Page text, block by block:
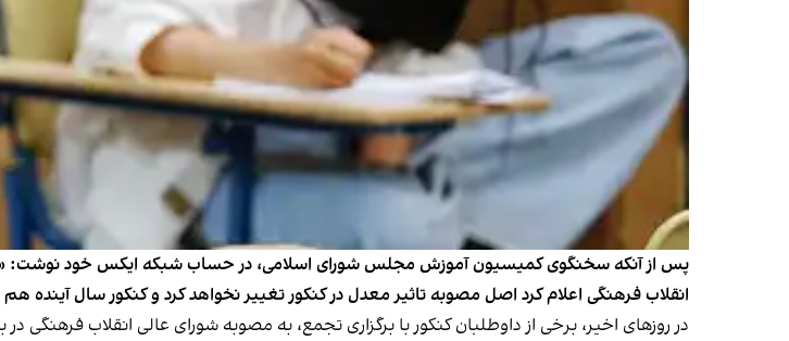
پس از آنکه سخنگوی کمیسیون آموزش مجلس شورای اسلامی، در حساب شبکه ایکس خود نوشت:
انقلاب فرهنگی اعلام کرد اصل مصوبه تاثیر معدل در کنکور تغییر نخواهد کرد و کنکور سال آینده
در روزهای اخیر، برخی از داوطلبان کنکور با برگزاری تجمع، به مصوبه شورای عالی انقلاب فرهنگی